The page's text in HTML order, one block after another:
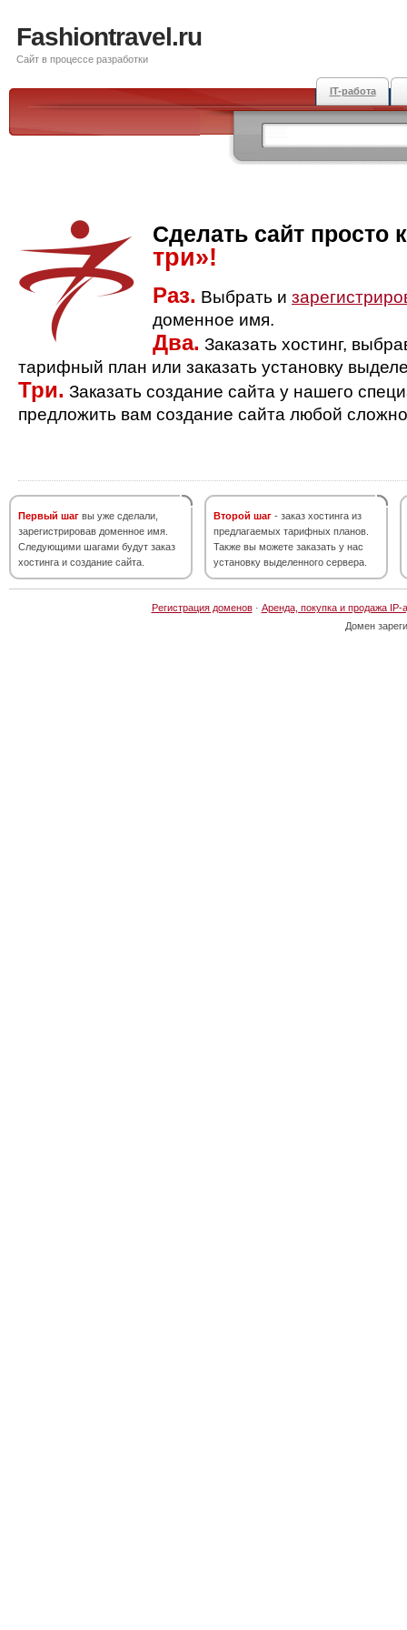
Fashiontravel.ru
Сайт в процессе разработки
IT-работа
Сделать сайт просто
три»!
Раз. Выбрать и
доменное имя.
Два. Заказать хостинг,
тарифный план или заказать установку
Три. Заказать создание сайта у нашего
предложить вам создание сайта любой
Первый шаг вы уже сделали,
зарегистрировав доменное имя.
Следующими шагами будут заказ
хостинга и создание сайта.
Второй шаг - заказ хостинга из
предлагаемых тарифных планов.
Также вы можете заказать у нас
установку выделенного сервера.
Регистрация доменов· Аренда, покупка и продажа IP-
Домен